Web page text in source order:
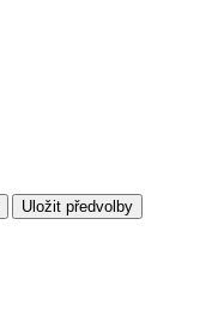
Uložit předvolby